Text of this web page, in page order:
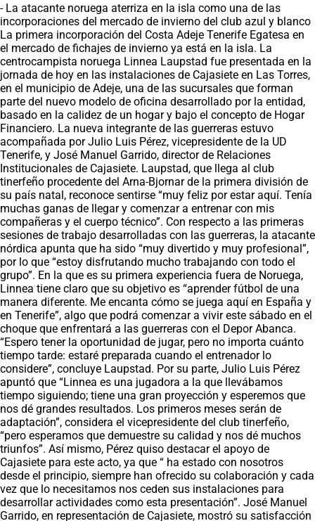
- La atacante noruega aterriza en la isla como una de las
incorporaciones del mercado de invierno del club azul y blanco
La primera incorporación del Costa Adeje Tenerife Egatesa en
el mercado de fichajes de invierno ya está en la isla. La
centrocampista noruega Linnea Laupstad fue presentada en la
jornada de hoy en las instalaciones de Cajasiete en Las Torres,
en el municipio de Adeje, una de las sucursales que forman
parte del nuevo modelo de oficina desarrollado por la entidad,
basado en la calidez de un hogar y bajo el concepto de Hogar
Financiero. La nueva integrante de las guerreras estuvo
acompañada por Julio Luis Pérez, vicepresidente de la UD
Tenerife, y José Manuel Garrido, director de Relaciones
Institucionales de Cajasiete. Laupstad, que llega al club
tinerfeño procedente del Arna-Bjornar de la primera división de
su país natal, reconoce sentirse “muy feliz por estar aquí. Tenía
muchas ganas de llegar y comenzar a entrenar con mis
compañeras y el cuerpo técnico”. Con respecto a las primeras
sesiones de trabajo desarrolladas con las guerreras, la atacante
nórdica apunta que ha sido “muy divertido y muy profesional”,
por lo que “estoy disfrutando mucho trabajando con todo el
grupo”. En la que es su primera experiencia fuera de Noruega,
Linnea tiene claro que su objetivo es “aprender fútbol de una
manera diferente. Me encanta cómo se juega aquí en España y
en Tenerife”, algo que podrá comenzar a vivir este sábado en el
choque que enfrentará a las guerreras con el Depor Abanca.
“Espero tener la oportunidad de jugar, pero no importa cuánto
tiempo tarde: estaré preparada cuando el entrenador lo
considere”, concluye Laupstad. Por su parte, Julio Luis Pérez
apuntó que “Linnea es una jugadora a la que llevábamos
tiempo siguiendo; tiene una gran proyección y esperemos que
nos dé grandes resultados. Los primeros meses serán de
adaptación”, considera el vicepresidente del club tinerfeño,
“pero esperamos que demuestre su calidad y nos dé muchos
triunfos”. Así mismo, Pérez quiso destacar el apoyo de
Cajasiete para este acto, ya que “ ha estado con nosotros
desde el principio, siempre han ofrecido su colaboración y cada
vez que lo necesitamos nos ceden sus instalaciones para
desarrollar actividades como esta presentación”. José Manuel
Garrido, en representación de Cajasiete, mostró su satisfacción